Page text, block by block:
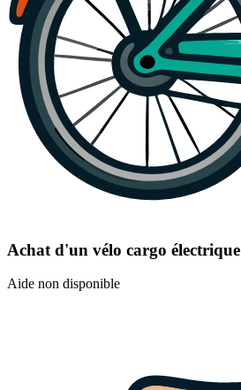
Achat d'un vélo cargo électrique
Aide non disponible